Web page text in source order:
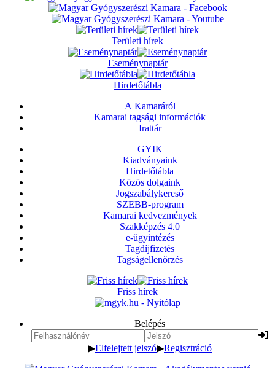
Területi hírek
Eseménynaptár
Hirdetőtábla
A Kamaráról
Kamarai tagsági információk
Irattár
GYIK
Kiadványaink
Hirdetőtábla
Közös dolgaink
Jogszabálykereső
SZEBB-program
Kamarai kedvezmények
Szakképzés 4.0
e-ügyintézés
Tagdíjfizetés
Tagságellenőrzés
Friss hírek
Belépés
▶Elfelejtett jelszó▶Regisztráció